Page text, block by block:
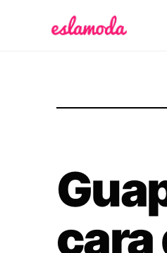
cara